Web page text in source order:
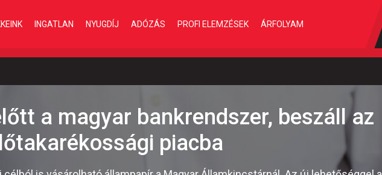
INGATLAN NYUGDÍJ ADÓZÁS PROFI ELEMZÉSEK ÁRFOLYAM
a magyar bankrendszer, beszáll az
piacba